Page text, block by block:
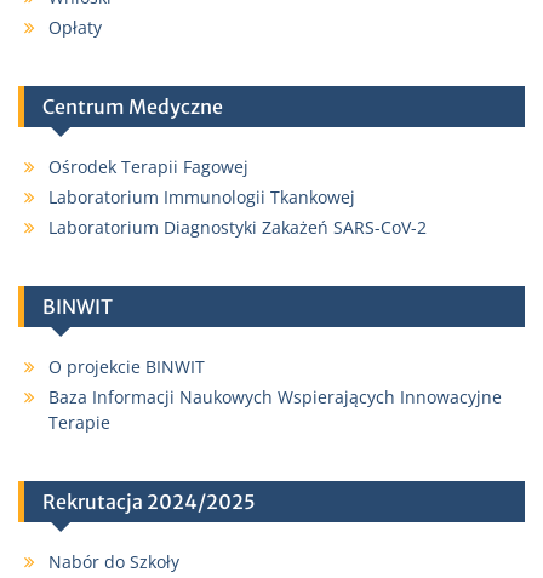
Opłaty
Centrum Medyczne
Ośrodek Terapii Fagowej
Laboratorium Immunologii Tkankowej
Laboratorium Diagnostyki Zakażeń SARS-CoV-2
BINWIT
O projekcie BINWIT
Baza Informacji Naukowych Wspierających Innowacyjne
Terapie
Rekrutacja 2024/2025
Nabór do Szkoły